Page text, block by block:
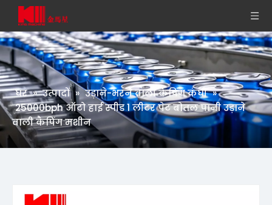
घर » उत्पादों » उड़ाने-भरने वाली कैपिंग कंघी »
25000bph ऑटो हाई स्पीड 1 लीटर पेट बोतल पानी उड़ाने
वाली कैपिंग मशीन